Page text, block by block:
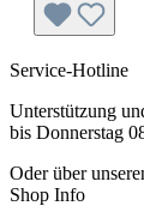
Service-Hotline
Unterstützung
bis Donnerstag
Oder über
Shop Info